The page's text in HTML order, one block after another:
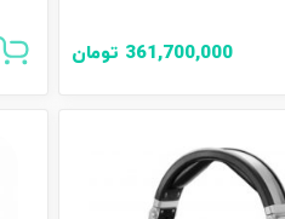
361,700,000 تومان